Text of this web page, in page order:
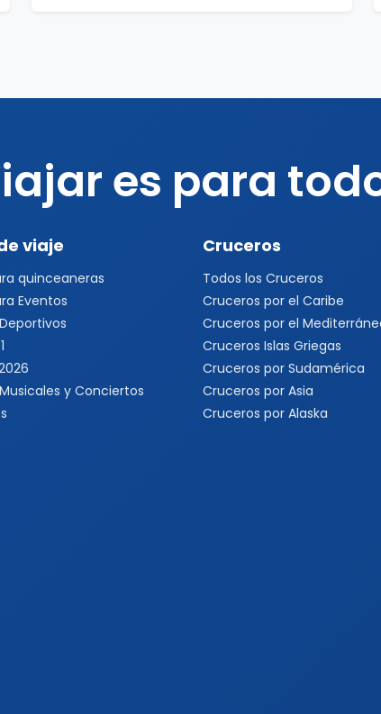
es para
viaje
quinceaneras
Eventos
y Conciertos
Cruceros
Todos los Cruceros
Cruceros por el Caribe
Cruceros por el
Cruceros Islas Griegas
Cruceros por Sudamérica
Cruceros por Asia
Cruceros por Alaska